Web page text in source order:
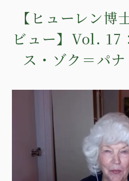
【ヒューレン博
ビュー】Vol. 17
ス・ゾク＝パ